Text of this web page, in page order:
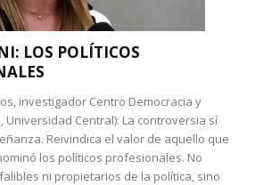
LOS POLÍTICOS
investigador Centro Democracia y
Universidad Central): La controversia sí
Reivindica el valor de aquello que
los políticos profesionales. No
ni propietarios de la política, sino